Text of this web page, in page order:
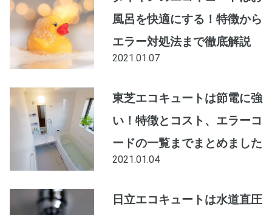
風呂を快適にする！特徴から
エラー対処法まで徹底解説
2021.01.07
東芝エコキュートは節電に強
い！特徴とコスト、エラーコ
ードの一覧までまとめました
2021.01.04
日立エコキュートは水道直圧